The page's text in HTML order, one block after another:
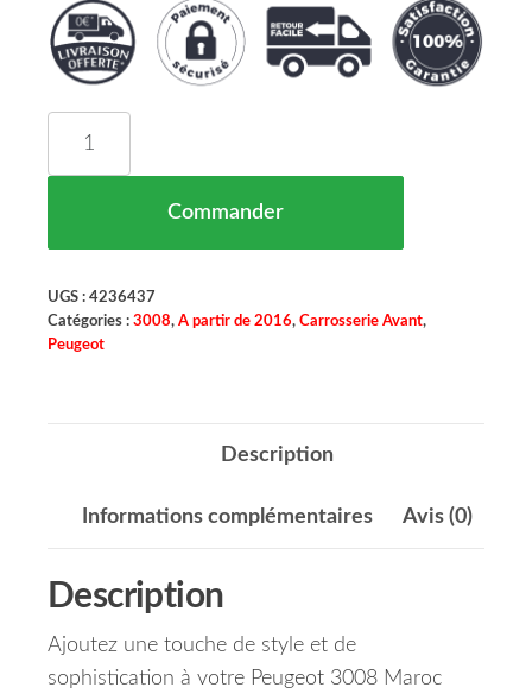
Commander
UGS : 4236437
Catégories : 3008, A partir de 2016, Carrosserie Avant,
Peugeot
Description
Informations complémentaires Avis (0)
Description
Ajoutez une touche de style et de
sophistication à votre Peugeot 3008 Maroc